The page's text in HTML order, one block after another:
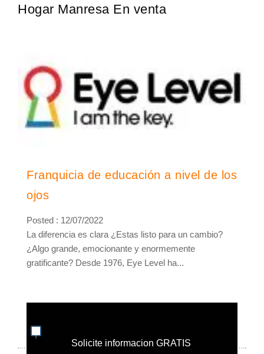
Hogar Manresa En venta
Franquicia de educación a nivel de los
ojos
Posted : 12/07/2022
La diferencia es clara ¿Estas listo para un cambio?
¿Algo grande, emocionante y enormemente
gratificante? Desde 1976, Eye Level ha...
Solicite informacion GRATIS